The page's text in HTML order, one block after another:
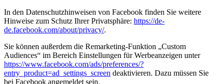
In den Datenschutzhinweisen von Facebook finden Sie weitere
Hinweise zum Schutz Ihrer Privatsphäre: https://de-
de.facebook.com/about/privacy/.
Sie können außerdem die Remarketing-Funktion „Custom
Audiences“ im Bereich Einstellungen für Werbeanzeigen unter
https://www.facebook.com/ads/preferences/?
entry_product=ad_settings_screen deaktivieren. Dazu müssen Sie
bei Facebook angemeldet sein.